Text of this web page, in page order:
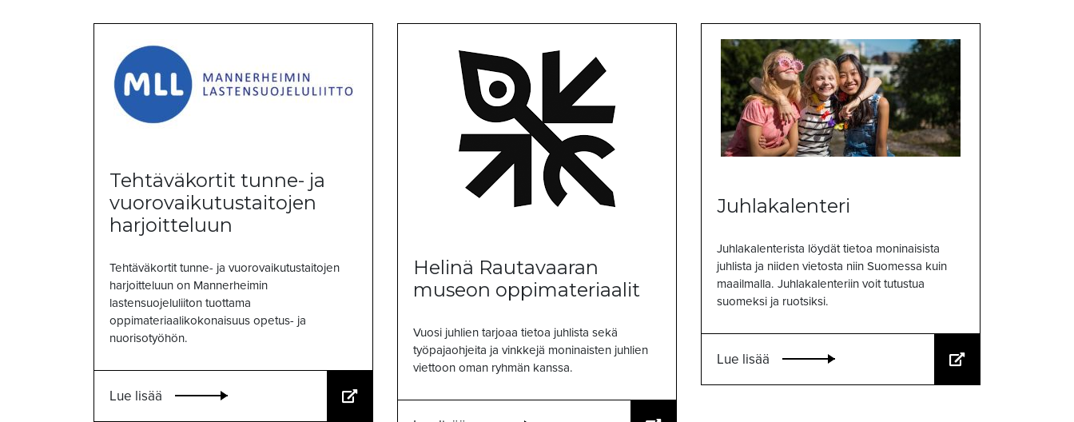
Tehtäväkortit tunne- ja
vuorovaikutustaitojen
harjoitteluun
Tehtäväkortit tunne- ja vuorovaikutustaitojen
harjoitteluun on Mannerheimin
lastensuojeluliiton tuottama
oppimateriaalikokonaisuus opetus- ja
nuorisotyöhön.
Lue lisää
Helinä Rautavaaran
museon oppimateriaalit
Vuosi juhlien tarjoaa tietoa juhlista sekä
työpajaohjeita ja vinkkejä moninaisten juhlien
viettoon oman ryhmän kanssa.
Juhlakalenteri
Juhlakalenterista löydät tietoa moninaisista
juhlista ja niiden vietosta niin Suomessa kuin
maailmalla. Juhlakalenteriin voit tutustua
suomeksi ja ruotsiksi.
Lue lisää